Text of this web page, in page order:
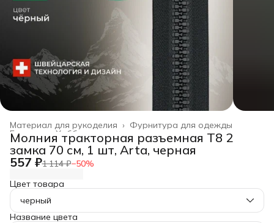
Фурнитура для одежды
Материал для рукоделия ›
Хобби и творчество ›
Главная ›
Молния тракторная разъемная Т8 2
замка 70 см, 1 шт, Arta, черная
557 ₽1 114 ₽−50%
Цвет товара
черный
Название цвета